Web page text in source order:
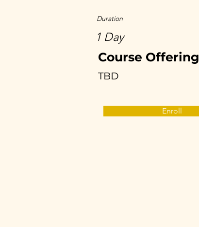
Duration
1 Day
Course Offering
TBD
Enroll